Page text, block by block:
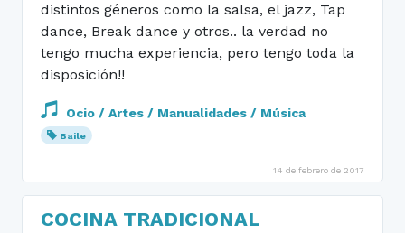
distintos géneros como la salsa, el jazz, Tap
dance, Break dance y otros.. la verdad no
tengo mucha experiencia, pero tengo toda la
disposición!!
Ocio / Artes / Manualidades / Música
Baile
14 de febrero de 2017
COCINA TRADICIONAL